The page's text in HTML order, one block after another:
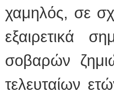
χαμηλός, σε
εξαιρετικά
σοβαρών
τελευταίων